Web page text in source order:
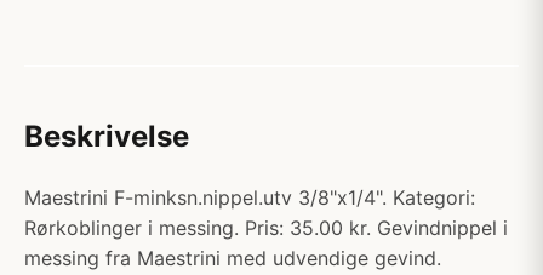
Beskrivelse
Maestrini F-minksn.nippel.utv 3/8"x1/4". Kategori:
Rørkoblinger i messing. Pris: 35.00 kr. Gevindnippel i
messing fra Maestrini med udvendige gevind.